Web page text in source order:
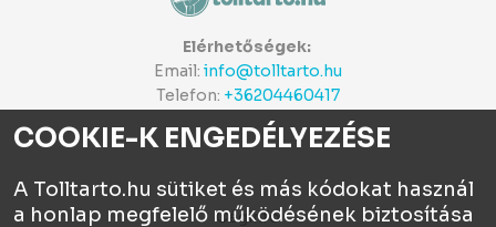
Elérhetőségek:
Email: info@tolltarto.hu
Telefon: +36204460417
Céginfo
COOKIE-K ENGEDÉLYEZÉSE
A Tolltarto.hu sütiket és más kódokat használ
a honlap megfelelő működésének biztosítása